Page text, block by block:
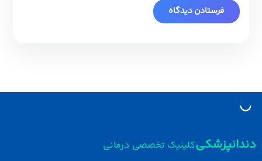
کلینیک تخصصی درمانی